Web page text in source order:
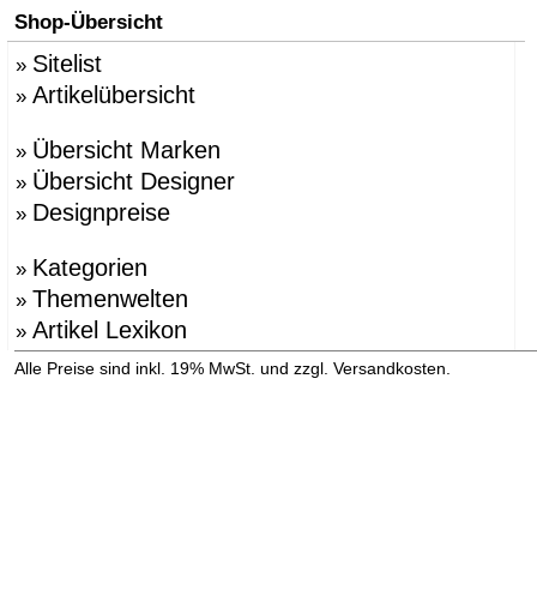
Shop-Übersicht
» Sitelist
» Artikelübersicht
» Übersicht Marken
» Übersicht Designer
» Designpreise
» Kategorien
» Themenwelten
» Artikel Lexikon
Alle Preise sind inkl. 19% MwSt. und zzgl. Versandkosten.